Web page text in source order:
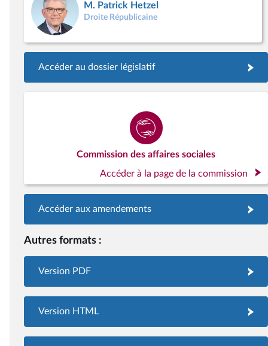
M. Patrick Hetzel
Droite Républicaine
Accéder au dossier législatif
Commission des affaires sociales
Accéder à la page de la commission
Accéder aux amendements
Autres formats :
Version PDF
Version HTML